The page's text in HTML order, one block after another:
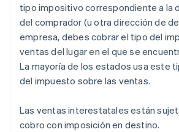
tipo impositivo correspondiente a la
del comprador (u otra dirección de
empresa, debes cobrar el tipo del
ventas del lugar en el que se
La mayoría de los estados usa este
del impuesto sobre las ventas.
Las ventas interestatales están
cobro con imposición en destino.